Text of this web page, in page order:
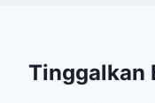
Tinggalkan